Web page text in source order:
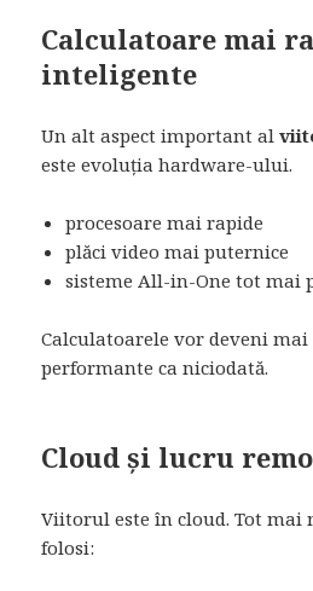
Calculatoare mai
inteligente
Un alt aspect important al
este evoluția hardware-ului.
procesoare mai rapide
plăci video mai puternice
sisteme All-in-One tot mai
Calculatoarele vor deveni
performante ca niciodată.
Cloud și lucru
Viitorul este în cloud. Tot
folosi: